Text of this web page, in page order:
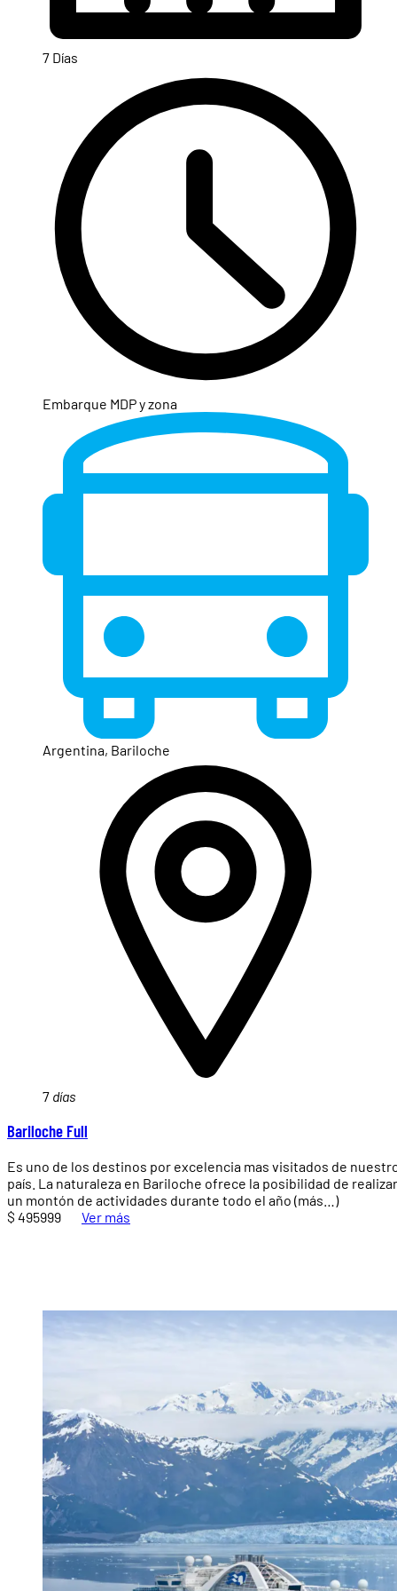
7 Días
Embarque MDP y zona
Argentina, Bariloche
7 días
Bariloche Full
Es uno de los destinos por excelencia mas visitados de
país. La naturaleza en Bariloche ofrece la posibilidad de realizar
un montón de actividades durante todo el año (más…)
$ 495999
Ver más